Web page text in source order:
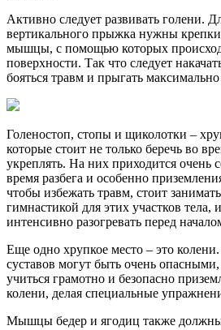
Активно следует развивать голени.
вертикального прыжка нужны
мышцы, с помощью которых
поверхности. Так что следует
бояться травм и прыгать
Голеностоп, стопы и щиколотки –
которые стоит не только беречь во
укреплять. На них приходится очень
время разбега и особенно
чтобы избежать травм, стоит
гимнастикой для этих участков тела,
интенсивно разогревать перед
Еще одно хрупкое место – это
суставов могут быть очень
учиться грамотно и безопасно
колени, делая специальные
Мышцы бедер и ягодиц также